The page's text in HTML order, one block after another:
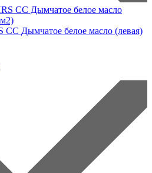
Дымчатое белое масло (левая)